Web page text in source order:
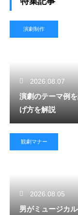
演劇制作
2026.08.07
演劇のテーマ例
げ方を解説
観劇マナー
2026.08.05
男がミュージカ